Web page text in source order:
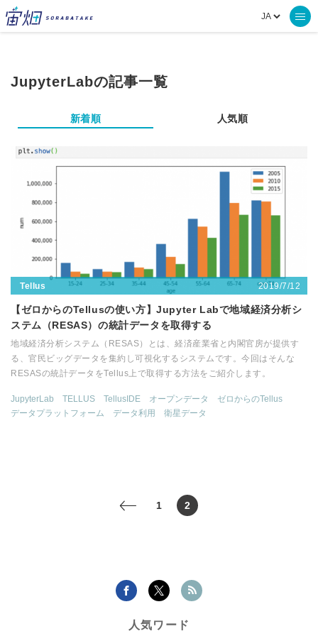
JupyterLabの記事一覧
新着順 人気順
Tellus 2019/7/12
【ゼロからのTellusの使い方】Jupyter Labで地域経済分析シ
ステム（RESAS）の統計データを取得する
地域経済分析システム（RESAS）とは、経済産業省と内閣官房が提供す
る、官民ビッグデータを集約し可視化するシステムです。今回はそんな
RESASの統計データをTellus上で取得する方法をご紹介します。
JupyterLab TELLUS TellusIDE オープンデータ
ゼロからのTellus
データプラットフォーム
データ利用 衛星データ
< 1 2
人気ワード